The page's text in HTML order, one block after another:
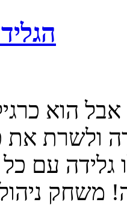
הוא
ולשרת את
גלידה עם